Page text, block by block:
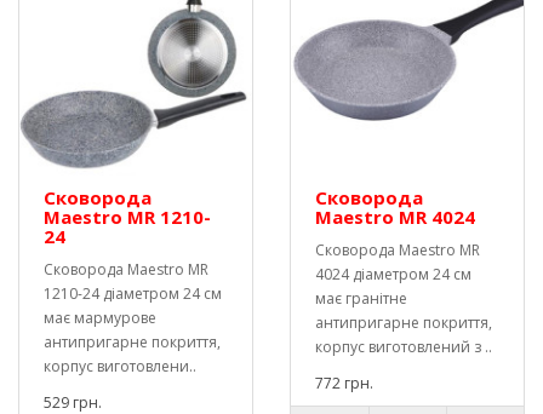
Сковорода
Maestro MR 1210-
24
Сковорода Maestro MR
1210-24 діаметром 24 см
має мармурове
антипригарне покриття,
корпус виготовлени..
529 грн.
Сковорода
Maestro MR 4024
Сковорода Maestro MR
4024 діаметром 24 см
має гранітне
антипригарне покриття,
корпус виготовлений з ..
772 грн.